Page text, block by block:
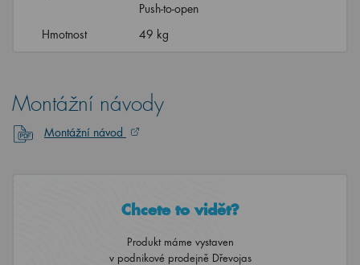
Push-to-open
Hmotnost
49 kg
Montážní návody
Montážní návod
Chcete to vidět?
Produkt máme vystaven
v podnikové prodejně Dřevojas